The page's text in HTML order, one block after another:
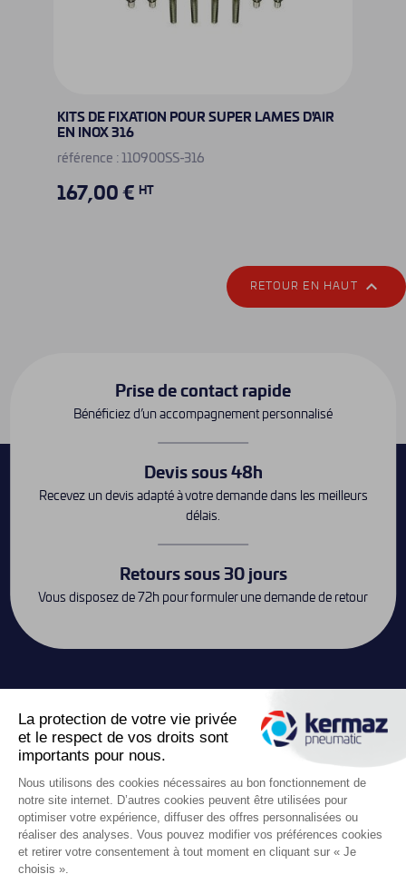
KITS DE FIXATION POUR SUPER LAMES D'AIR
EN INOX 316
référence : 110900SS-316
167,00 € HT
RETOUR EN HAUT 
Prise de contact rapide
Bénéficiez d’un accompagnement personnalisé
Devis sous 48h
Recevez un devis adapté à votre demande dans les meilleurs
délais.
Retours sous 30 jours
Vous disposez de 72h pour formuler une demande de retour
Contact keyboard_arrow_down
Liens utiles 
Boutique 